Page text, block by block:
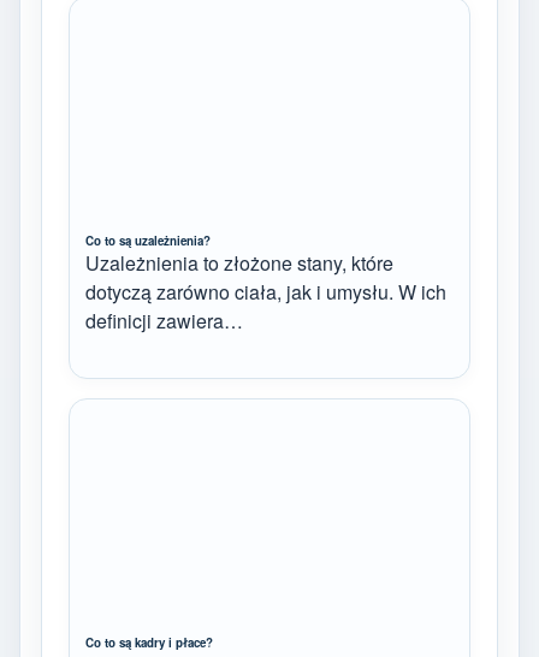
Co to są uzależnienia?
Uzależnienia to złożone stany, które
dotyczą zarówno ciała, jak i umysłu. W ich
definicji zawiera…
Co to są kadry i płace?